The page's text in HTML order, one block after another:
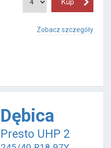
Zobacz szczegóły
Dębica
Presto UHP 2